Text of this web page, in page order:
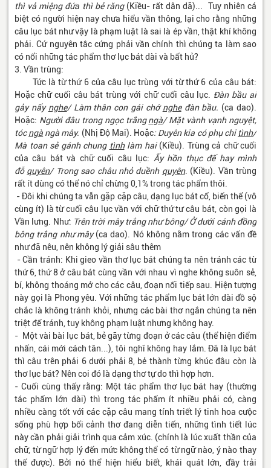
thì vả miệng đứa thì bẻ răng(Kiều- rất dân dã)... Tuy nhiên cá
biệt có người hiện nay chưa hiểu vần thông, lại cho rằng những
câu lục bát như vậy là phạm luật là sai là ép vần, thật khí không
phải. Cứ nguyên tắc cứng phải vần chính thì chúng ta làm sao
có nổi những tác phẩm thơ lục bát dài và bất hủ?
3. Vần trùng:
Tức là từ thứ 6 của câu lục trùng với từ thứ 6 của câu bát:
Hoặc chữ cuối câu bát trùng với chữ cuối câu lục. Đàn bầu ai
gảy nấy nghe/ Làm thân con gái chớngheđàn bầu. (ca dao).
Hoặc: Người đâu trong ngọc trắngngà/ Mặt vành vạnh nguyệt,
tócngà ngà mây. (Nhị Độ Mai). Hoặc: Duyên kia có phụ chi tình/
Mà toan sẻ gánh chung tìnhlàm hai(Kiều). Trùng cả chữ cuối
của câu bát và chữ cuối câu lục: Ấy hồn thục đế hay mình
đỗ quyên/ Trong sao châu nhỏ duềnh quyên. (Kiều). Vần trùng
rất ít dùng có thể nó chỉ chừng 0,1% trong tác phẩm thôi.
- Đôi khi chúng ta vẫn gặp cặp câu, dạng lục bát cổ, biến thể (vô
cùng ít) là từ cuối câu lục vần với chữ thứ tư câu bát, còn gọi là
Vần lưng. Như: Trên trời mây trắng như bông/ Ở dưới cánh đồng
bông trắng như mây(ca dao). Nó không nằm trong các vấn đề
như đã nêu, nên không lý giải sâu thêm
- Cần tránh: Khi gieo vần thơ lục bát chúng ta nên tránh các từ
thứ 6, thứ 8 ở câu bát cùng vần với nhau vì nghe không suôn sẻ,
bí, không thoáng mở cho các câu, đoạn nối tiếp sau. Hiện tượng
này gọi là Phong yêu. Với những tác phẩm lục bát lớn dài đồ sộ
chắc là không tránh khỏi, nhưng các bài thơ ngắn chúng ta nên
triệt để tránh, tuy không phạm luật nhưng không hay.
- Một vài bài lục bát, bẻ gãy từng đoạn ở các câu (thể hiện điểm
nhấn, cái mới cách tân...), tôi nghĩ không hay lắm. Đã là lục bát
thì câu trên phải 6 dưới phải 8, bẻ thành từng khúc đâu còn là
thơ lục bát? Nên coi đó là dạng thơ tự do thì hợp hơn.
- Cuối cùng thấy rằng: Một tác phẩm thơ lục bát hay (thường
tác phẩm lớn dài) thì trong tác phẩm ít nhiều phải có, càng
nhiều càng tốt với các cặp câu mang tính triết lý tinh hoa cưộc
sống phù hợp bối cảnh thơ đang diễn tiến, những tình tiết lúc
này cần phải giải trình qua cảm xúc. (chính là lúc xuất thần của
chữ, từ ngữ hợp lý đến mức không thể có từ ngữ nào, ý nào thay
thế được). Bởi nó thể hiện hiểu biết, khái quát lớn, đầy trải